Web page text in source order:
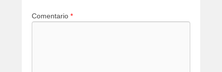
Comentario *